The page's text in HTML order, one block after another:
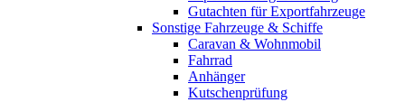
Gutachten für Exportfahrzeuge
Sonstige Fahrzeuge & Schiffe
Caravan & Wohnmobil
Fahrrad
Anhänger
Kutschenprüfung